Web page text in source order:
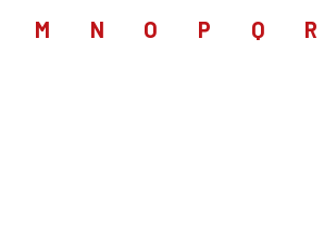
M N O P Q R